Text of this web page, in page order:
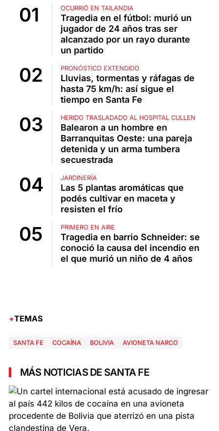
OCURRIÓ EN TAILANDIA
Tragedia en el fútbol: murió un
jugador de 24 años tras ser
alcanzado por un rayo durante
un partido
PRONÓSTICO EXTENDIDO
Lluvias, tormentas y ráfagas de
hasta 75 km/h: así sigue el
tiempo en Santa Fe
HERIDO TRASLADADO AL HOSPITAL CULLEN
Balearon a un hombre en
Barranquitas Oeste: una pareja
detenida y un arma tumbera
secuestrada
JARDINERÍA
Las 5 plantas aromáticas que
podés cultivar en maceta y
resisten el frío
PRIMERO EN AIRE
Tragedia en barrio Schneider: se
conoció la causa del incendio en
el que murió un niño de 4 años
TEMAS
SANTA FE COCAÍNA BOLIVIA AVIONETA NARCO
MÁS NOTICIAS DE SANTA FE